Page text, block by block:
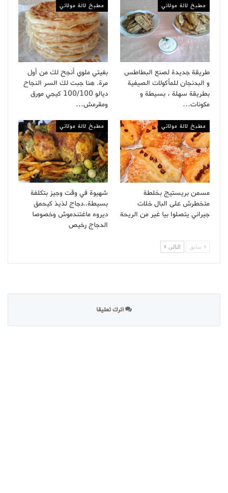
مطبخ لالة مولاتي
طريقة جديدة لصنع البطاطس
و البدنجان للمأكولات الصيفية
بطريقة سهلة ، بسيطة و
مكونات…
مطبخ لالة مولاتي
بغيتي ملوي أنجح لك من أول
مرة. هنا جبت لك السر النجاح
ديالو 100/100 كيجي مورق
ومقرمش…
مطبخ لالة مولاتي
مسمن بريستيج بخلطة
متخطرش على البال خلات
جيراني يتصلوا بيا غير من الريحة
مطبخ لالة مولاتي
شهيوة في وقت وجيز بتكلفة
بسيطة..دجاج لذيذ كيحمق
ديروه ماغتندموش وخصوصا
الدجاج رخيص
سابق التالى
اترك تعليقا